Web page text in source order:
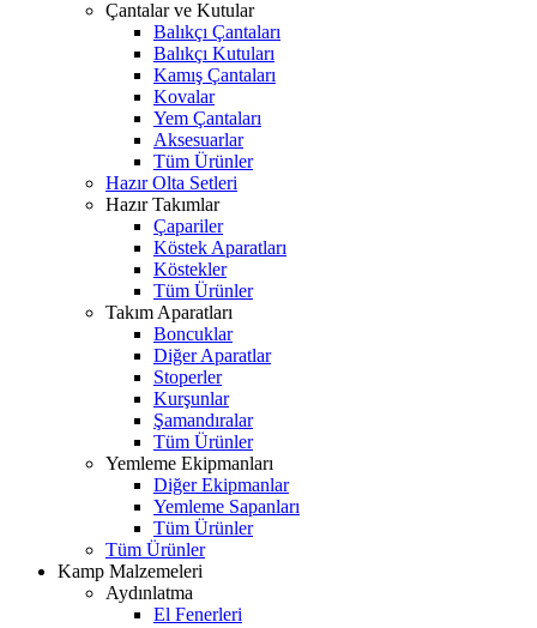
Çantalar ve Kutular
Balıkçı Çantaları
Balıkçı Kutuları
Kamış Çantaları
Kovalar
Yem Çantaları
Aksesuarlar
Tüm Ürünler
Hazır Olta Setleri
Hazır Takımlar
Çapariler
Köstek Aparatları
Köstekler
Tüm Ürünler
Takım Aparatları
Boncuklar
Diğer Aparatlar
Stoperler
Kurşunlar
Şamandıralar
Tüm Ürünler
Yemleme Ekipmanları
Diğer Ekipmanlar
Yemleme Sapanları
Tüm Ürünler
Tüm Ürünler
Kamp Malzemeleri
Aydınlatma
El Fenerleri